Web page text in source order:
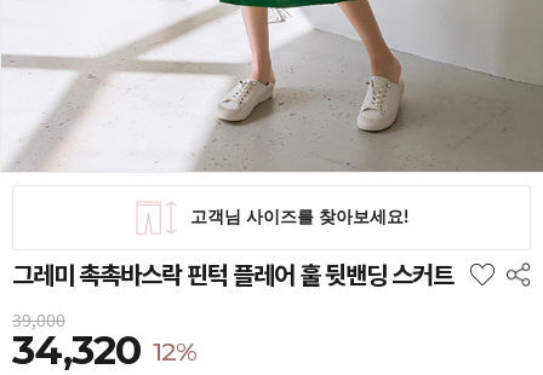
그레미 촉촉바스락 핀턱 플레어 훌 뒷밴딩 스커트
39,000
34,320 12%